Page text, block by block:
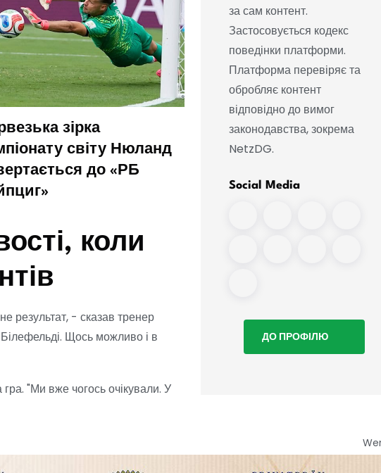
зірка
світу Нюланд
до «РБ
Воротар «РБ Лейпциг»
Гулачі переходить до
коли
результат, - сказав тренер
Щось можливо і в
"Ми вже чогось очікували. У
за сам контент.
Застосовується кодекс
поведінки платформи.
Платформа перевіряє та
обробляє контент
відповідно до вимог
законодавства, зокрема
NetzDG.
Social Media
ДО ПРОФІЛЮ